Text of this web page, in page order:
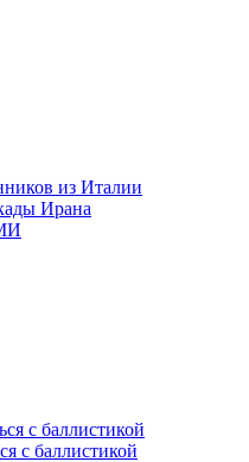
из Италии
Ирана
с баллистикой